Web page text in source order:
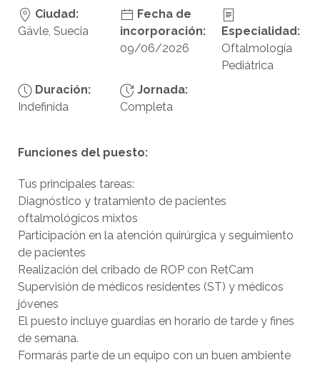
Ciudad:
Gävle, Suecia
Fecha de
incorporación:
09/06/2026
Especialidad:
Oftalmología
Pediátrica
Duración:
Indefinida
Jornada:
Completa
Funciones del puesto:
Tus principales tareas:
Diagnóstico y tratamiento de pacientes
oftalmológicos mixtos
Participación en la atención quirúrgica y seguimiento
de pacientes
Realización del cribado de ROP con RetCam
Supervisión de médicos residentes (ST) y médicos
jóvenes
El puesto incluye guardias en horario de tarde y fines
de semana.
Formarás parte de un equipo con un buen ambiente